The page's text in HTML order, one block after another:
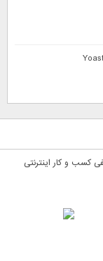
کسب و کار اینترنتی